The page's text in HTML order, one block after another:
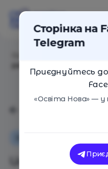
Исследование:
Сторінка на
Telegram
Приєднуйтесь
«Освіта Нова» — у